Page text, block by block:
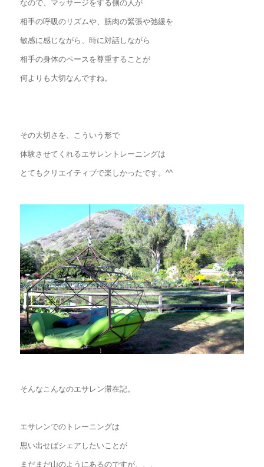
なので、マッサージをする側の人が
相手の呼吸のリズムや、筋肉の緊張や弛緩を
敏感に感じながら、時に対話しながら
相手の身体のペースを尊重することが
何よりも大切なんですね。
その大切さを、こういう形で
体験させてくれるエサレントレーニングは
とてもクリエイティブで楽しかったです。^^
そんなこんなのエサレン滞在記。
エサレンでのトレーニングは
思い出せばシェアしたいことが
まだまだ山のようにあるのですが、、、